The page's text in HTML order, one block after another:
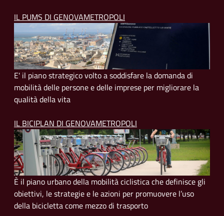
IL PUMS DI GENOVAMETROPOLI
E' il piano strategico volto a soddisfare la domanda di
mobilità delle persone e delle imprese per migliorare la
qualità della vita
IL BICIPLAN DI GENOVAMETROPOLI
È il piano urbano della mobilità ciclistica che definisce gli
obiettivi, le strategie e le azioni per promuovere l’uso
della bicicletta come mezzo di trasporto